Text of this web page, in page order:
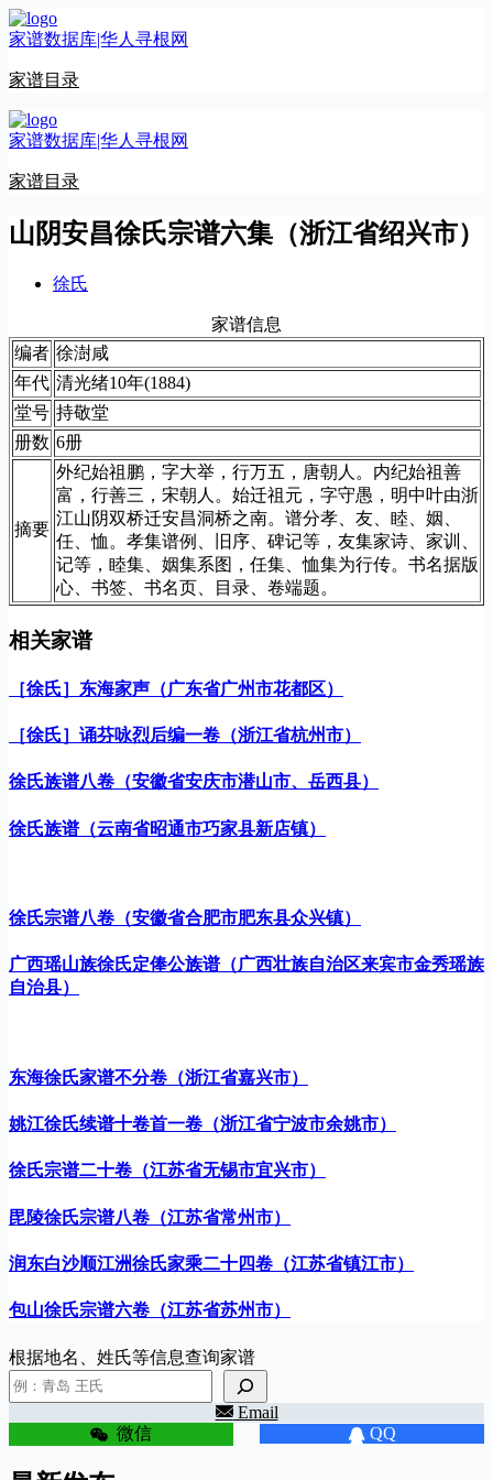
跳
至
容
家谱数据库|华人寻根网
家谱目录
家谱数据库|华人寻根网
家谱目录
山阴安昌徐氏宗谱六集（浙江省绍兴市）
徐氏
家谱信息
编者 徐澍咸
年代 清光绪10年(1884)
堂号 持敬堂
册数 6册
摘要
外纪始祖鹏，字大举，行万五，唐朝人。内纪始祖善
富，行善三，宋朝人。始迁祖元，字守愚，明中叶由浙
江山阴双桥迁安昌洞桥之南。谱分孝、友、睦、姻、
任、恤。孝集谱例、旧序、碑记等，友集家诗、家训、
记等，睦集、姻集系图，任集、恤集为行传。书名据版
心、书签、书名页、目录、卷端题。
相关家谱
［徐氏］东海家声（广东省广州市花都区）
［徐氏］诵芬咏烈后编一卷（浙江省杭州市）
徐氏族谱八卷（安徽省安庆市潜山市、岳西县）
徐氏族谱（云南省昭通市巧家县新店镇）
徐氏宗谱八卷（安徽省合肥市肥东县众兴镇）
广西瑶山族徐氏定俸公族谱（广西壮族自治区来宾市金秀瑶族
自治县）
东海徐氏家谱不分卷（浙江省嘉兴市）
姚江徐氏续谱十卷首一卷（浙江省宁波市余姚市）
徐氏宗谱二十卷（江苏省无锡市宜兴市）
毘陵徐氏宗谱八卷（江苏省常州市）
润东白沙顺江洲徐氏家乘二十四卷（江苏省镇江市）
包山徐氏宗谱六卷（江苏省苏州市）
根据地名、姓氏等信息查询家谱
Email
微信 QQ